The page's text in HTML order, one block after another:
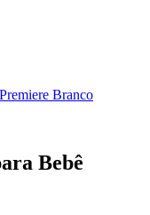
Branco
Bebê